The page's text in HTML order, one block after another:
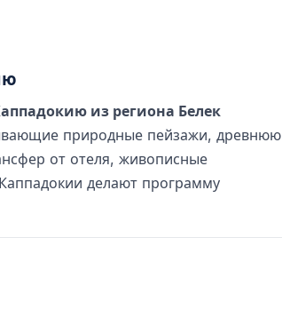
из региона Белек
природные пейзажи, древнюю
от отеля, живописные
делают программу